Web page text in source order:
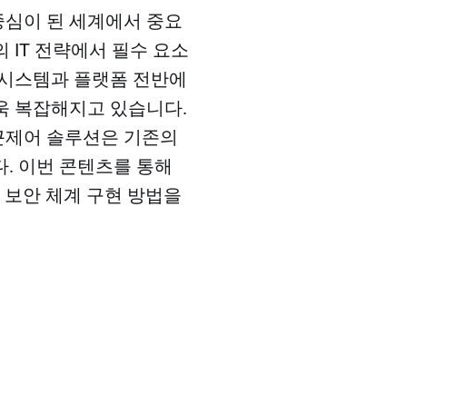
이 된 세계에서 중요
IT 전략에서 필수 요소
스템과 플랫폼 전반에
복잡해지고 있습니다.
어 솔루션은 기존의
이번 콘텐츠를 통해
안 체계 구현 방법을